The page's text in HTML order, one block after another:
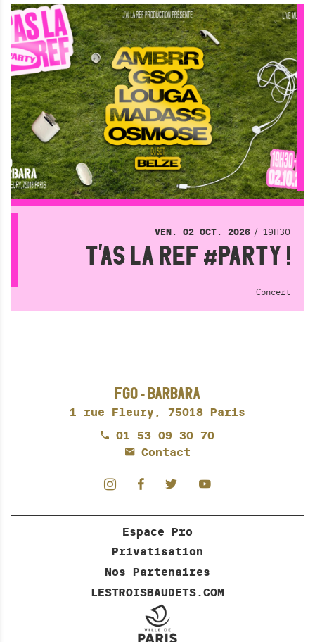
VEN. 02 OCT. 2026 19H30
T'AS LA REF #PARTY !
Concert
FGO - BARBARA
1 rue Fleury, 75018 Paris
01 53 09 30 70
Contact
Espace Pro
Privatisation
Nos Partenaires
LESTROISBAUDETS.COM